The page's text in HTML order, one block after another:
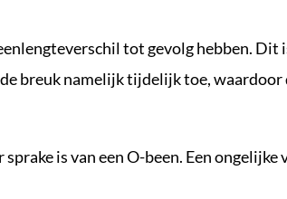
tot gevolg hebben.
breuk namelijk tijdelijk toe,
is van een O-been. Een